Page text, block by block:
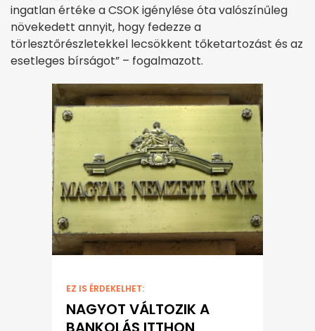
ingatlan értéke a CSOK igénylése óta valószínűleg
növekedett annyit, hogy fedezze a
törlesztőrészletekkel lecsökkent tőketartozást és az
esetleges bírságot” – fogalmazott.
EZ IS ÉRDEKELHET:
NAGYOT VÁLTOZIK A